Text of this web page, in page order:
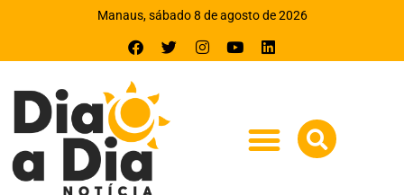
Manaus, sábado 8 de agosto de 2026